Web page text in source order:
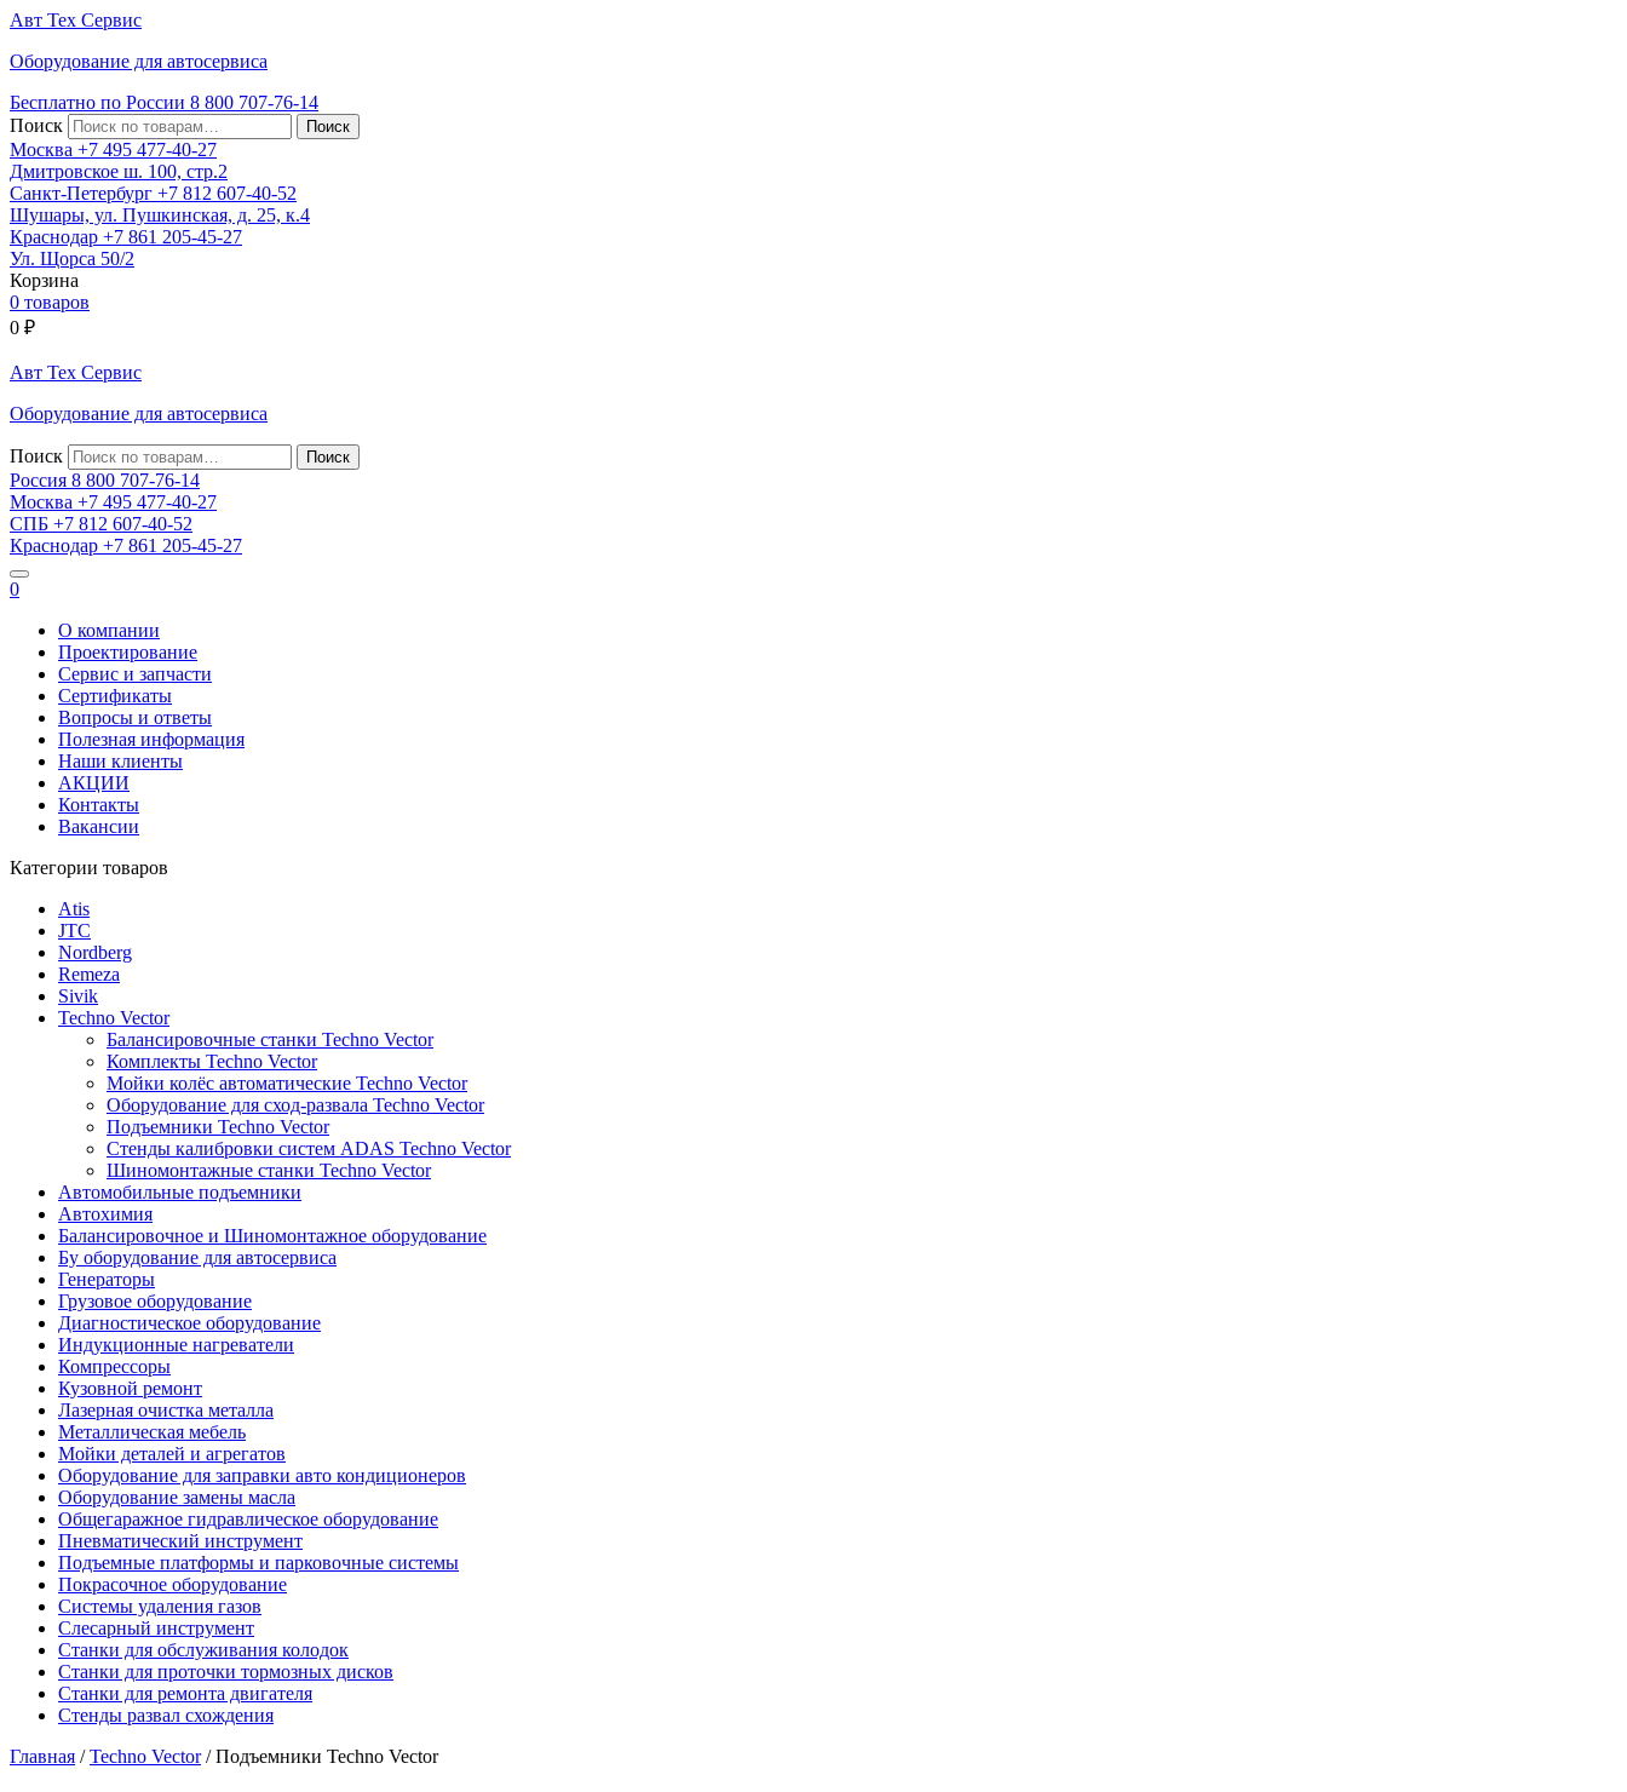
Авт Тех Сервис
Оборудование для автосервиса
Бесплатно по России 8 800 707-76-14
Поиск
Москва +7 495 477-40-27
Дмитровское ш. 100, стр.2
Санкт-Петербург +7 812 607-40-52
Шушары, ул. Пушкинская, д. 25, к.4
Краснодар +7 861 205-45-27
Ул. Щорса 50/2
Корзина
0 товаров
0 ₽
Авт Тех Сервис
Оборудование для автосервиса
Поиск
Россия 8 800 707-76-14
Москва +7 495 477-40-27
СПБ +7 812 607-40-52
Краснодар +7 861 205-45-27
0
О компании
Проектирование
Сервис и запчасти
Сертификаты
Вопросы и ответы
Полезная информация
Наши клиенты
АКЦИИ
Контакты
Вакансии
Категории товаров
Atis
JTC
Nordberg
Remeza
Sivik
Techno Vector
Балансировочные станки Techno Vector
Комплекты Techno Vector
Мойки колёс автоматические Techno Vector
Оборудование для сход-развала Techno Vector
Подъемники Techno Vector
Стенды калибровки систем ADAS Techno Vector
Шиномонтажные станки Techno Vector
Автомобильные подъемники
Автохимия
Балансировочное и Шиномонтажное оборудование
Бу оборудование для автосервиса
Генераторы
Грузовое оборудование
Диагностическое оборудование
Индукционные нагреватели
Компрессоры
Кузовной ремонт
Лазерная очистка металла
Металлическая мебель
Мойки деталей и агрегатов
Оборудование для заправки авто кондиционеров
Оборудование замены масла
Общегаражное гидравлическое оборудование
Пневматический инструмент
Подъемные платформы и парковочные системы
Покрасочное оборудование
Системы удаления газов
Слесарный инструмент
Станки для обслуживания колодок
Станки для проточки тормозных дисков
Станки для ремонта двигателя
Стенды развал схождения
Главная /Techno Vector/ Подъемники Techno Vector